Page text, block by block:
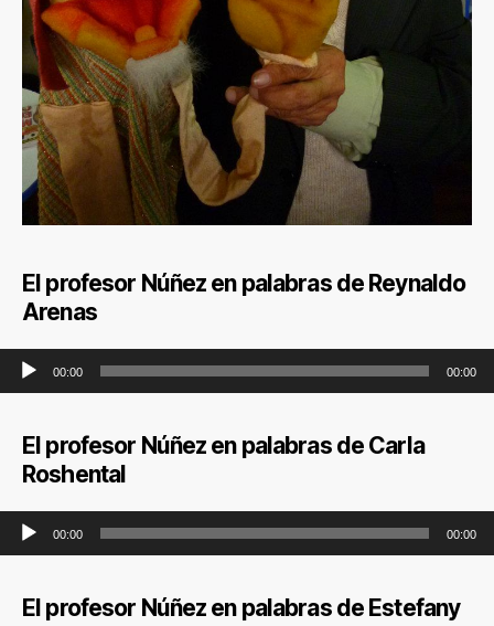
El profesor Núñez en palabras de Reynaldo
Arenas
Reproductor de audio
00:00 00:00
El profesor Núñez en palabras de Carla
Roshental
Reproductor de audio
00:00 00:00
El profesor Núñez en palabras de Estefany